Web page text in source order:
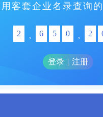
客套企业名录查询
2 , 6 5 0 , 2
登录 | 注册